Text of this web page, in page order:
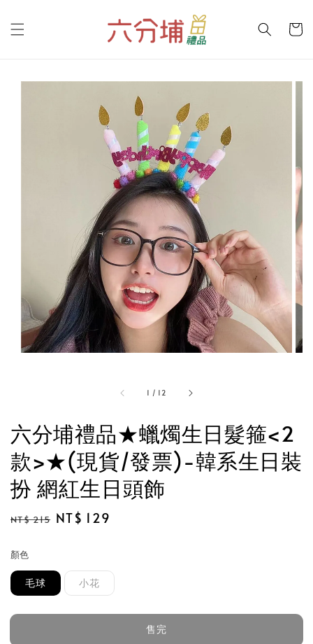
1 / 12
六分埔禮品★蠟燭生日髮箍<2
款>★(現貨/發票)-韓系生日裝
扮 網紅生日頭飾
Regular
NT$ 215 Sale
NT$ 129
顏色
毛球 小花
售完